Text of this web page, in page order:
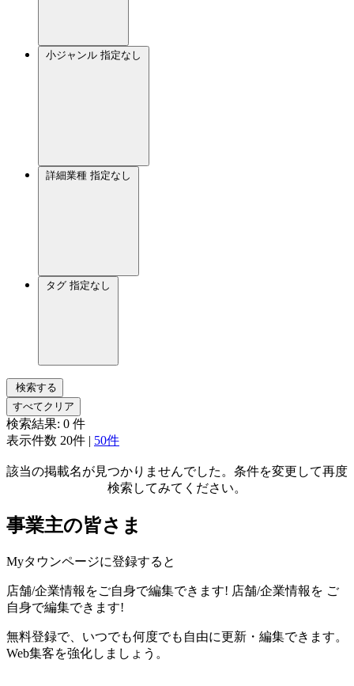
小ジャンル 指定なし
詳細業種 指定なし
タグ 指定なし
検索する
すべてクリア
検索結果: 0 件
表示件数 20件 | 50件
該当の掲載名が見つかりませんでした。条件を変更して再度
検索してみてください。
事業主の皆さま
Myタウンページに登録すると
店舗/企業情報をご自身で編集できます! 店舗/企業情報を ご
自身で編集できます!
無料登録で、いつでも何度でも自由に更新・編集できます。
Web集客を強化しましょう。